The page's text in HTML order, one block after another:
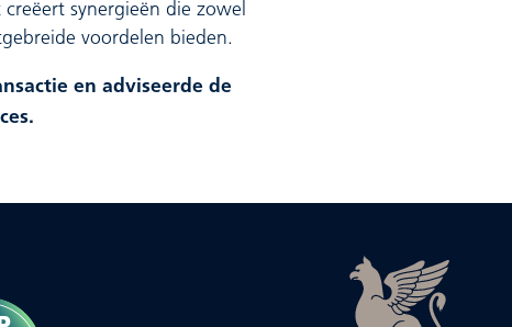
synergieën die zowel
voordelen bieden.
en adviseerde de